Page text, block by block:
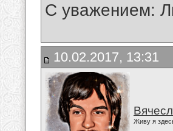
С уважением:
10.02.2017, 13:31
Живу я